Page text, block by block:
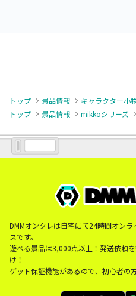
トップ 景品情報 キャラクター小
トップ
景品情報 mikkoシリーズ
DMMオンクレは自宅にて24時間オン
スです。
遊べる景品は3,000点以上！発送依頼
け！
ゲット保証機能があるので、初心者の